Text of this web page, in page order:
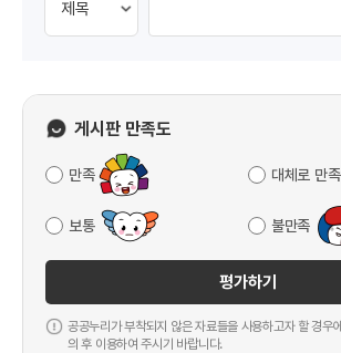
게시판 만족도
만족 대체로 만족
보통 불만족
평가하기
공공누리가 부착되지 않은 자료들을 사용하고자 할 경우
의 후 이용하여 주시기 바랍니다.